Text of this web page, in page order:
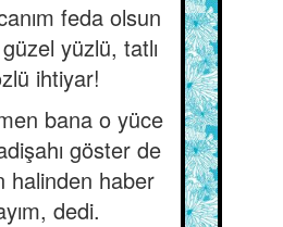
feda olsun
yüzlü, tatlı
ihtiyar!
bana o yüce
göster de
halinden haber
dedi.